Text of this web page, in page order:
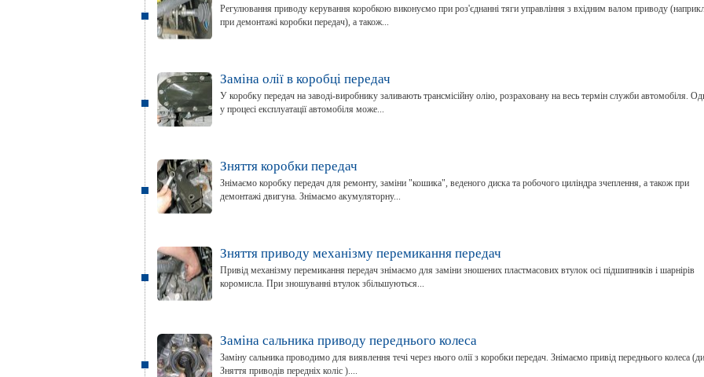
Регулювання приводу керування коробкою виконуємо при роз'єднанні тяги управління з вхідним валом приводу
при демонтажі коробки передач), а також...
Заміна олії в коробці передач
У коробку передач на заводі-виробнику заливають трансмісійну олію, розраховану на весь термін служби автомобіля.
у процесі експлуатації автомобіля може...
Зняття коробки передач
Знімаємо коробку передач для ремонту, заміни "кошика", веденого диска та робочого циліндра зчеплення, а також при
демонтажі двигуна. Знімаємо акумуляторну...
Зняття приводу механізму перемикання передач
Привід механізму перемикання передач знімаємо для заміни зношених пластмасових втулок осі підшипників і шарнірів
коромисла. При зношуванні втулок збільшуються...
Заміна сальника приводу переднього колеса
Заміну сальника проводимо для виявлення течі через нього олії з коробки передач. Знімаємо привід переднього колеса
Зняття приводів передніх коліс )....